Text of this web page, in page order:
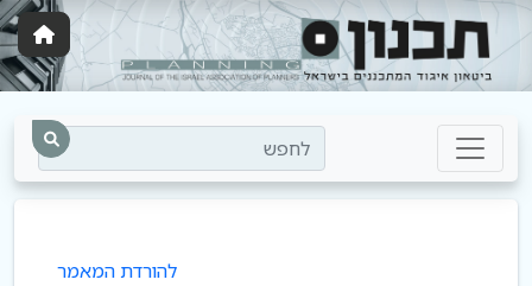
לחפש
להורדת המאמר